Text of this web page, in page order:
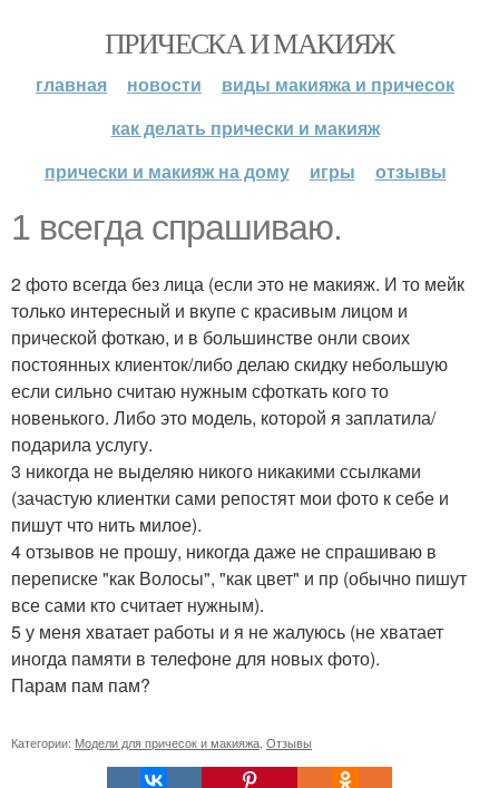
ПРИЧЕСКА И МАКИЯЖ
главная новости
виды макияжа и причесок
как делать прически и макияж
прически и макияж на дому
игры отзывы
1 всегда спрашиваю.
2 фото всегда без лица (если это не макияж. И то мейк
только интересный и вкупе с красивым лицом и
прической фоткаю, и в большинстве онли своих
постоянных клиенток/либо делаю скидку небольшую
если сильно считаю нужным сфоткать кого то
новенького. Либо это модель, которой я заплатила/
подарила услугу.
3 никогда не выделяю никого никакими ссылками
(зачастую клиентки сами репостят мои фото к себе и
пишут что нить милое).
4 отзывов не прошу, никогда даже не спрашиваю в
переписке "как Волосы", "как цвет" и пр (обычно пишут
все сами кто считает нужным).
5 у меня хватает работы и я не жалуюсь (не хватает
иногда памяти в телефоне для новых фото).
Парам пам пам?
Категории: Модели для причесок и макияжа Отзывы